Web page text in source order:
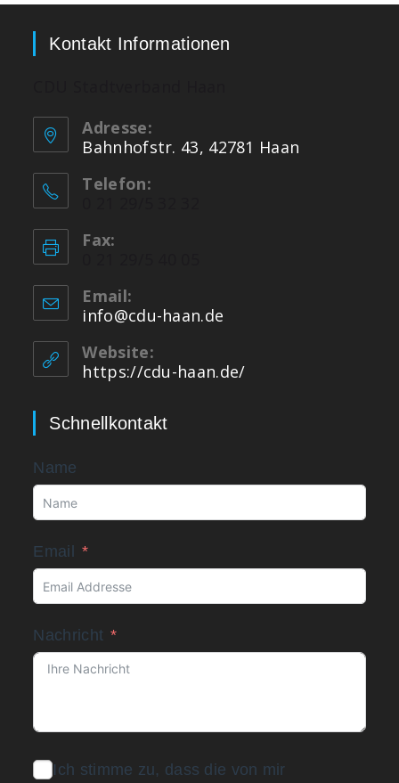
Kontakt Informationen
Adresse:
Bahnhofstr. 43, 42781 Haan
Telefon:
Fax:
Email:
info@cdu-haan.de
Website:
https://cdu-haan.de/
Schnellkontakt
Name
Email
Nachricht
Ich stimme zu, dass die von mir